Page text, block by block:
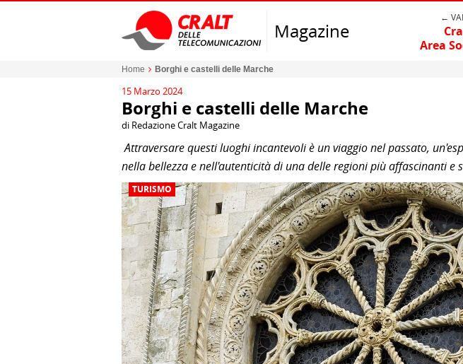
Magazine
←
Area
Home Borghi e castelli delle Marche
15 Marzo 2024
Borghi e castelli delle Marche
di Redazione Cralt Magazine
Attraversare questi luoghi incantevoli è un viaggio nel passato,
nella bellezza e nell'autenticità di una delle regioni più affascinanti e
TURISMO